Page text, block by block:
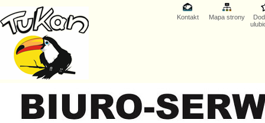
Kontakt Mapa strony